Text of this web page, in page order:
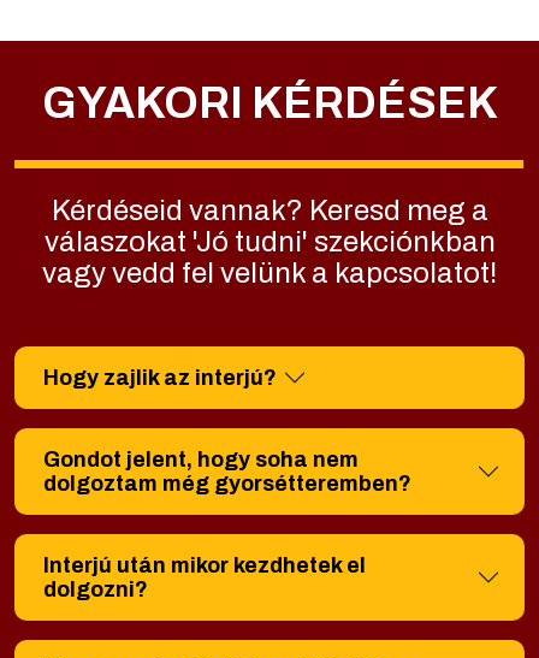
GYAKORI KÉRDÉSEK
Kérdéseid vannak? Keresd meg a
válaszokat 'Jó tudni' szekciónkban
vagy vedd fel velünk a kapcsolatot!
Hogy zajlik az interjú?
Gondot jelent, hogy soha nem
dolgoztam még gyorsétteremben?
Interjú után mikor kezdhetek el
dolgozni?